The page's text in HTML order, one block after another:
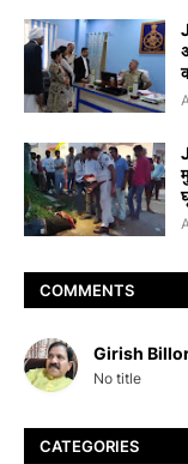
COMMENTS
Girish
No title
CATEGORIES